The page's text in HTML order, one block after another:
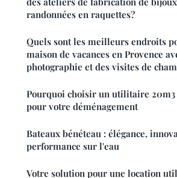
randonnées en raquettes?
Quels sont les meilleurs endroits
maison de vacances en Provence
photographie et des visites de
Pourquoi choisir un utilitaire 20m3
pour votre déménagement
Bateaux bénéteau : élégance,
performance sur l'eau
Votre solution pour une location